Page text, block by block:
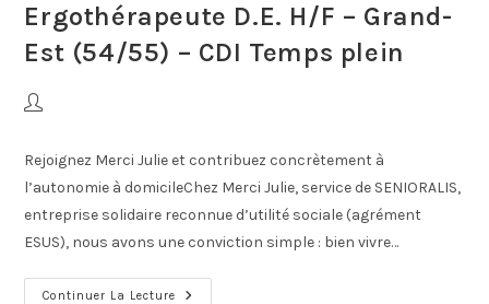
Ergothérapeute D.E. H/F – Grand-
Est (54/55) – CDI Temps plein
Rejoignez Merci Julie et contribuez concrètement à
l’autonomie à domicileChez Merci Julie, service de SENIORALIS,
entreprise solidaire reconnue d’utilité sociale (agrément
ESUS), nous avons une conviction simple : bien vivre…
Continuer La Lecture